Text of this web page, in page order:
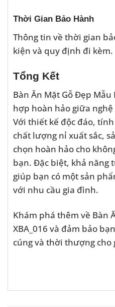
Thời Gian Bảo Hành
Thông tin về thời gian
kiện và quy định đi kèm.
Tổng Kết
Bàn Ăn Mặt Gỗ Đẹp Mẫu
hợp hoàn hảo giữa
Với thiết kế độc đáo,
chất lượng nỉ xuất sắc,
chọn hoàn hảo cho
bạn. Đặc biệt, khả năng
giúp bạn có một sản
với nhu cầu gia đình.
Khám phá thêm về Bàn
XBA_016 và đảm bảo
cúng và thời thượng cho